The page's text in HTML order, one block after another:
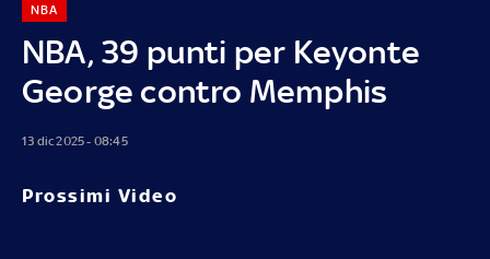
NBA, 39 punti per Keyonte
George contro Memphis
NBA
13 dic 2025 - 08:45
Prossimi Video